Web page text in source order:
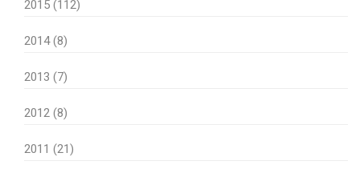
2015 (112)
2014 (8)
2013 (7)
2012 (8)
2011 (21)